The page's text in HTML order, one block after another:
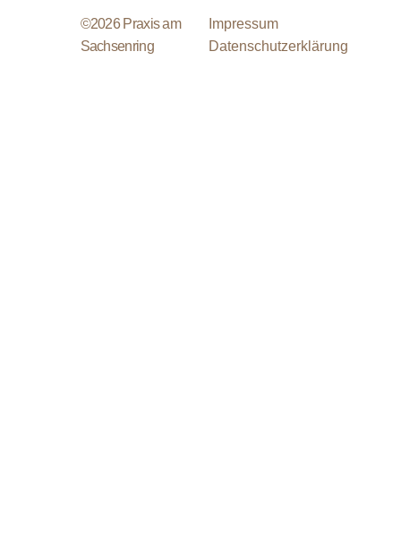
©2026 Praxis am
Sachsenring
Impressum
Datenschutzerklärung